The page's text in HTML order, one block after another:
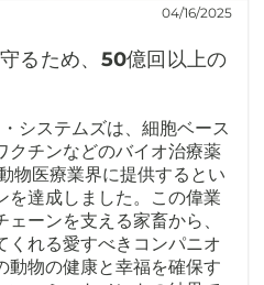
04/16/2025
るため、50億回以上の
システムズは、細胞ベース
クチンなどのバイオ治療薬
物医療業界に提供するとい
を達成しました。この偉業
ーンを支える家畜から、
くれる愛すべきコンパニオ
動物の健康と幸福を確保す